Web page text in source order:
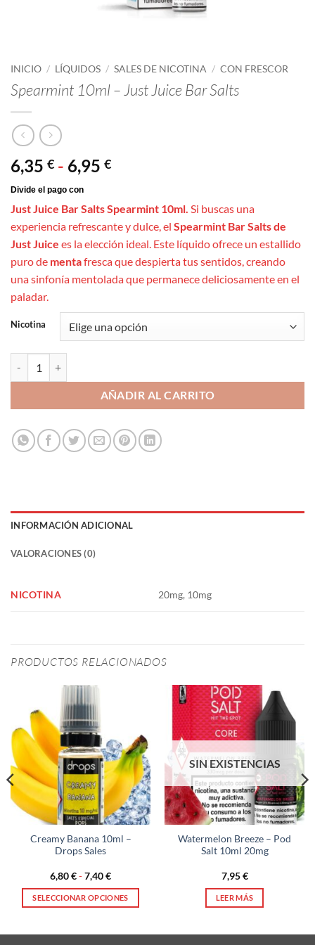
INICIO / LÍQUIDOS / SALES DE NICOTINA / CON FRESCOR
Spearmint 10ml – Just Juice Bar Salts
6,35 € - 6,95 €Rango
desde
6,35 €
hasta
6,95 €
Just Juice Bar Salts Spearmint 10ml. Si buscas una
experiencia refrescante y dulce, el Spearmint Bar Salts de
Just Juice es la elección ideal. Este líquido ofrece un estallido
puro de mentafresca que despierta tus sentidos, creando
una sinfonía mentolada que permanece deliciosamente en el
paladar.
Nicotina
AÑADIR AL CARRITO
INFORMACIÓN ADICIONAL
VALORACIONES (0)
NICOTINA 20mg, 10mg
PRODUCTOS RELACIONADOS
Creamy Banana 10ml –
Drops Sales
6,80€-7,40€Rango
precios:
desde
6,80 €
SELECCIONAR OPCIONES
SIN EXISTENCIAS
Watermelon Breeze – Pod
Salt 10ml 20mg
7,95€
LEER MÁS